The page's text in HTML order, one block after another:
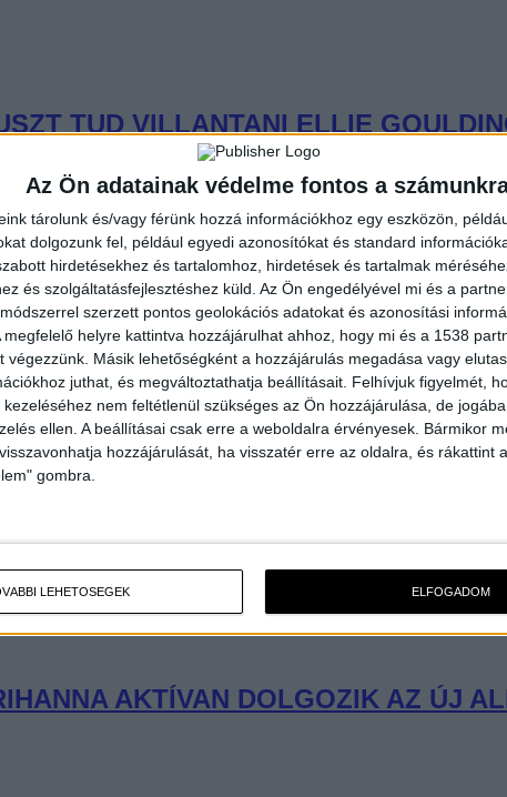
Az Ön adatainak védelme fontos a
tárolunk és/vagy férünk hozzá információkhoz egy eszközön,
dolgozunk fel, például egyedi azonosítókat és standard
hirdetésekhez és tartalomhoz, hirdetések és tartalmak
és szolgáltatásfejlesztéshez küld. Az Ön engedélyével mi és a
szerzett pontos geolokációs adatokat és azonosítási
megfelelő helyre kattintva hozzájárulhat ahhoz, hogy mi és a 1538
végezzünk. Másik lehetőségként a hozzájárulás megadása vagy
juthat, és megváltoztathatja beállításait. Felhívjuk figyelmét,
nem feltétlenül szükséges az Ön hozzájárulása, de
ellen. A beállításai csak erre a weboldalra érvényesek. Bármikor
hozzájárulását, ha visszatér erre az oldalra, és rákattint
gombra.
LEHETŐSÉGEK ELFOGADOM
TUD VILLANTANI ELLIE
SLAYYYTER ÚJ FEJEZETET
AKTÍVAN DOLGOZIK AZ ÚJ